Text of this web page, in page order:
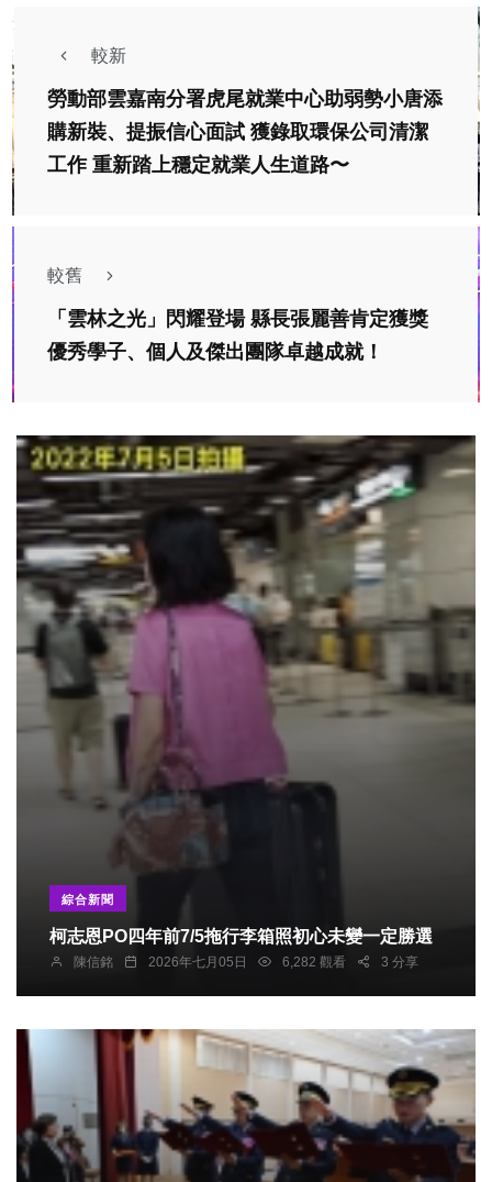
較新
勞動部雲嘉南分署虎尾就業中心助弱勢小唐添
購新裝、提振信心面試 獲錄取環保公司清潔
工作 重新踏上穩定就業人生道路〜
較舊
「雲林之光」閃耀登場 縣長張麗善肯定獲獎
優秀學子、個人及傑出團隊卓越成就！
綜合新聞
柯志恩PO四年前7/5拖行李箱照初心未變一定勝選
陳信銘 2026年七月05日 6,282 觀看 3 分享